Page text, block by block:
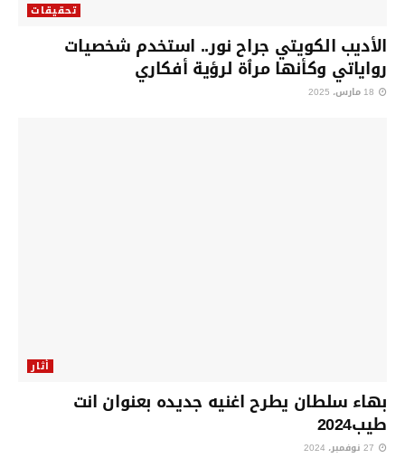
تحقيقات
الأديب الكويتي جراح نور.. استخدم شخصيات
رواياتي وكأنها مرٱة لرؤية أفكاري
أثار
بهاء سلطان يطرح اغنيه جديده بعنوان انت
طيب2024